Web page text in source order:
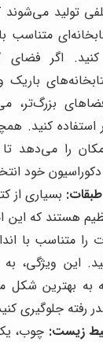
تولید می‌شوند
متناسب
اگر فضای
باریک
بزرگ‌تر،
کنید.
را می‌دهد تا
خود
بسیاری از
هستند که این
را متناسب با
این ویژگی،
به بهترین شکل
رفته جلوگیری
زیست: چوب،